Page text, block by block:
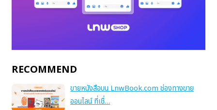
RECOMMEND
ขายหนังสือบน LnwBook.com ช่องทางขาย
ออนไลน์ ที่เชื่…